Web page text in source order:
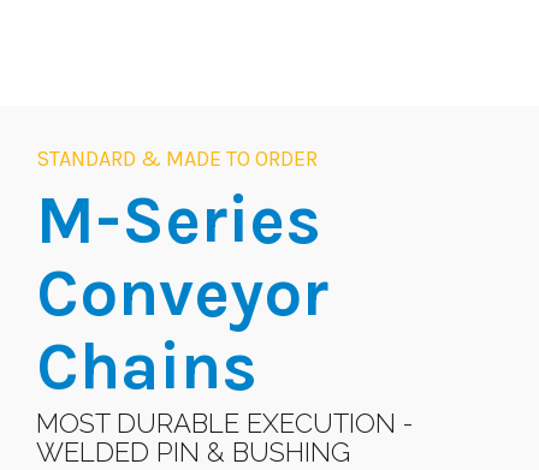
STANDARD & MADE TO ORDER
M-Series
Conveyor
Chains
MOST DURABLE EXECUTION -
WELDED PIN & BUSHING